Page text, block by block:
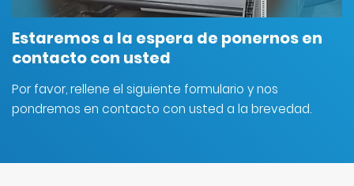
Estaremos a la espera de ponernos en
contacto con usted
Por favor, rellene el siguiente formulario y nos
pondremos en contacto con usted a la brevedad.